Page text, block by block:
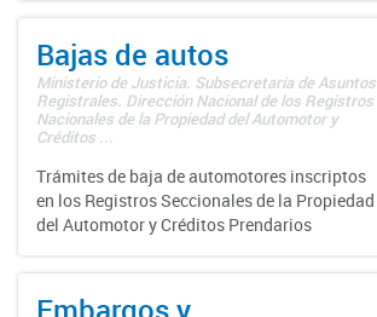
Bajas de autos
Ministerio de Justicia. Subsecretaría de Asuntos
Registrales. Dirección Nacional de los Registros
Nacionales de la Propiedad del Automotor y
Créditos ...
Trámites de baja de automotores inscriptos
en los Registros Seccionales de la Propiedad
del Automotor y Créditos Prendarios